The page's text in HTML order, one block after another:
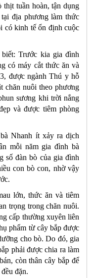
tuần hoàn, tận dụng
địa phương làm thức
có kinh tế ổn định cuộc
Trước kia gia đình
có máy cắt thức ăn và
được ngành Thú y hỗ
chăn nuôi theo phương
sương khi trời nắng
và được tiêm phòng
Nhanh ít xảy ra dịch
mỗi năm gia đình bà
số đàn bò của gia đình
con bò con, nhờ vậy
lớn, thức ăn và tiêm
trọng trong chăn nuôi.
cấp thường xuyên liên
phẩm từ cây bắp được
cho bò. Do đó, gia
phải được chia ra làm
còn thân cây bắp để
đặn.